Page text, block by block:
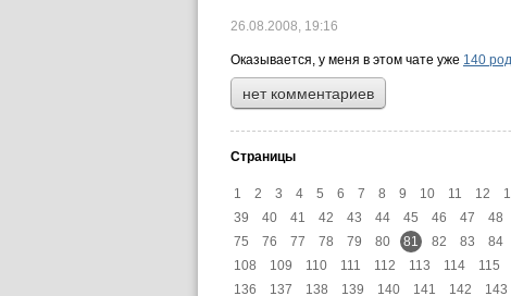
26.08.2008, 19:16
Оказывается, у меня в этом чате уже 140
нет комментариев
Страницы
1 2 3 4 5 6 7 8 9 10 11 12
39
40 41 42 43 44 45 46 47 48
75
76 77 78 79 80 81 82 83 84
108
109 110 111 112 113 114 115
136
137 138 139 140 141 142 143